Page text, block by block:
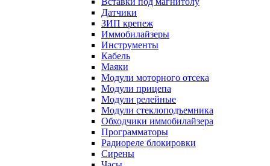
Датчики
ЗИП крепеж
Иммобилайзеры
Инструменты
Кабель
Маяки
Модули моторного отсека
Модули прицепа
Модули релейные
Модули стеклоподъемника
Обходчики иммобилайзера
Программаторы
Радиореле блокировки
Сирены